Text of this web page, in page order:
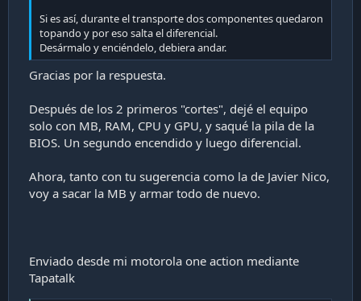
Si es así, durante el transporte dos componentes quedaron
topando y por eso salta el diferencial.
Desármalo y enciéndelo, debiera andar.
Gracias por la respuesta.
Después de los 2 primeros "cortes", dejé el equipo
solo con MB, RAM, CPU y GPU, y saqué la pila de la
BIOS. Un segundo encendido y luego diferencial.
Ahora, tanto con tu sugerencia como la de Javier Nico,
voy a sacar la MB y armar todo de nuevo.
Enviado desde mi motorola one action mediante
Tapatalk